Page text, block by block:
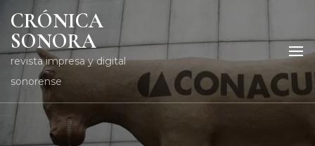
CRÓNICA
SONORA
revista impresa y digital
sonorense